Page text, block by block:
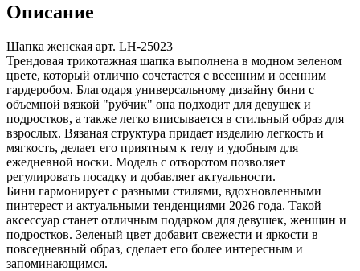
Описание
Шапка женская арт. LH-25023
Трендовая трикотажная шапка выполнена в модном зеленом
цвете, который отлично сочетается с весенним и осенним
гардеробом. Благодаря универсальному дизайну бини с
объемной вязкой "рубчик" она подходит для девушек и
подростков, а также легко вписывается в стильный образ для
взрослых. Вязаная структура придает изделию легкость и
мягкость, делает его приятным к телу и удобным для
ежедневной носки. Модель с отворотом позволяет
регулировать посадку и добавляет актуальности.
Бини гармонирует с разными стилями, вдохновленными
пинтерест и актуальными тенденциями 2026 года. Такой
аксессуар станет отличным подарком для девушек, женщин и
подростков. Зеленый цвет добавит свежести и яркости в
повседневный образ, сделает его более интересным и
запоминающимся.